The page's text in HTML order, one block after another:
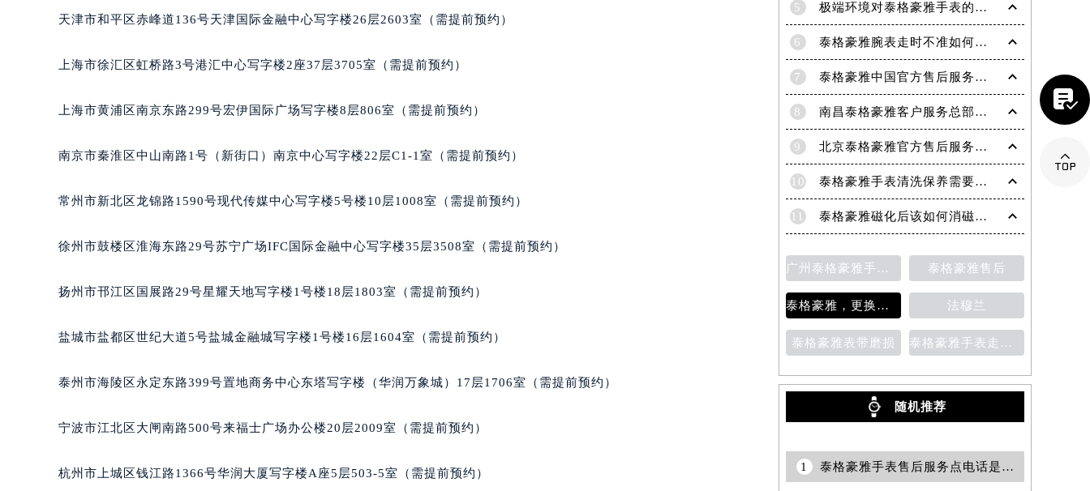
台州市椒江区东海大道1800号腾达中心东1幢20楼2002室（需提前预约）
甘肃省兰州市七里河区西津西路16号兰州中心写字楼21层2102室（需提前预约）
黑龙江省大庆市萨尔图区会战大街泰格豪雅售后服务中心（需提前预约）
黑龙江省黑河市爱辉区中央街泰格豪雅售后服务中心（需提前预约）
黑龙江省佳木斯市向阳区长安路泰格豪雅售后服务中心（需提前预约）
黑龙江省七台河市桃山区大同街泰格豪雅售后服务中心（需提前预约）
黑龙江省双鸭山市尖山区新兴大街泰格豪雅售后服务中心（需提前预约）
黑龙江省伊春市伊美区通河路泰格豪雅售后服务中心（需提前预约）
吉林省白山市浑江区浑江大街泰格豪雅售后服务中心（需提前预约）
吉林省辽源市龙山区人民大街泰格豪雅售后服务中心（需提前预约）
吉林省四平市铁东区紫气大路与南九经街交汇处泰格豪雅售后服务中心（需提前预约）
天津市和平区赤峰道136号天津国际金融中心写字楼26层2603室（需提前预约）
上海市徐汇区虹桥路3号港汇中心写字楼2座37层3705室（需提前预约）
上海市黄浦区南京东路299号宏伊国际广场写字楼8层806室（需提前预约）
南京市秦淮区中山南路1号（新街口）南京中心写字楼22层C1-1室（需提前预约）
常州市新北区龙锦路1590号现代传媒中心写字楼5号楼10层1008室（需提前预约）
徐州市鼓楼区淮海东路29号苏宁广场IFC国际金融中心写字楼35层3508室（需提前预约）
扬州市邗江区国展路29号星耀天地写字楼1号楼18层1803室（需提前预约）
盐城市盐都区世纪大道5号盐城金融城写字楼1号楼16层1604室（需提前预约）
泰州市海陵区永定东路399号置地商务中心东塔写字楼（华润万象城）17层1706室（需提前预约）
宁波市江北区大闸南路500号来福士广场办公楼20层2009室（需提前预约）
杭州市上城区钱江路1366号华润大厦写字楼A座5层503-5室（需提前预约）
5 极端环境对泰格豪雅手表的影响(极端环境对手表的危害)
6 泰格豪雅腕表走时不准如何解决
7 泰格豪雅中国官方售后服务中心｜官方电话及详细维修地址权威信息公告（2026年7月最新）
8 南昌泰格豪雅客户服务总部电话中心提供专业售后维修保养服务权威公示（2026年7月最新）
9 北京泰格豪雅官方售后服务中心｜全部网点地址与官方客服电话权威信息公告（2026年7月最新）
10 泰格豪雅手表清洗保养需要多久？
11 泰格豪雅磁化后该如何消磁？为什么会磁化？
广州泰格豪雅手表维修服务中心的地址 泰格豪雅售后
泰格豪雅，更换表带 法穆兰
泰格豪雅表带磨损 泰格豪雅手表走时变快
随机推荐
1 泰格豪雅手表售后服务点电话是多少？

